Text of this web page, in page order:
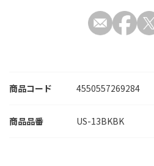
商品コード 4550557269284
US-13BKBK